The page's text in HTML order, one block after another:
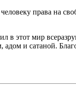
права на
в этот мир
и сатаной.